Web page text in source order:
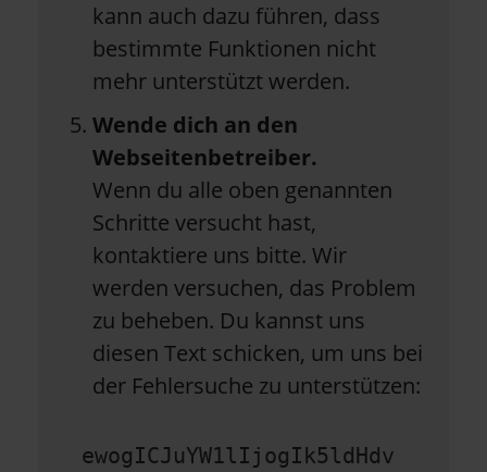
kann auch dazu führen, dass
bestimmte Funktionen nicht
mehr unterstützt werden.
Wende dich an den
Webseitenbetreiber.
Wenn du alle oben genannten
Schritte versucht hast,
kontaktiere uns bitte. Wir
werden versuchen, das Problem
zu beheben. Du kannst uns
diesen Text schicken, um uns bei
der Fehlersuche zu unterstützen:
ewogICJuYW1lIjogIk5ldHdv